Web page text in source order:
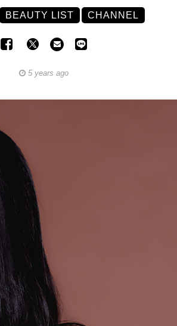
BEAUTY LIST CHANNEL
5 years ago